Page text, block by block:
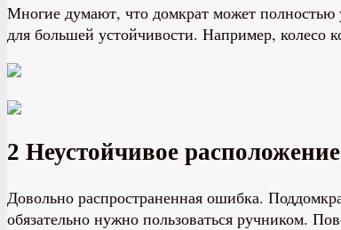
Многие думают, что домкрат может
для большей устойчивости. Например, колесо
2 Неустойчивое расположение
Довольно распространенная ошибка.
обязательно нужно пользоваться ручником.